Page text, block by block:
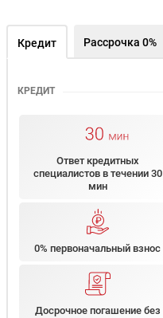
Кредит Рассрочка 0%
КРЕДИТ
Ответ кредитных
специалистов в течении 30
мин
0% первоначальный взнос
Досрочное погашение без